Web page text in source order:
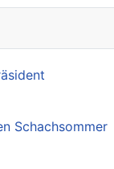
Schachsommer